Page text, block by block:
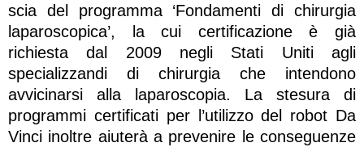
scia del programma ‘Fondamenti di chirurgia
laparoscopica’, la cui certificazione è già
richiesta dal 2009 negli Stati Uniti agli
specializzandi di chirurgia che intendono
avvicinarsi alla laparoscopia. La stesura di
programmi certificati per l’utilizzo del robot Da
Vinci inoltre aiuterà a prevenire le conseguenze